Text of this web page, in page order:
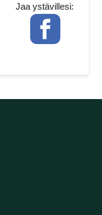
Jaa ystävillesi:
Facebook